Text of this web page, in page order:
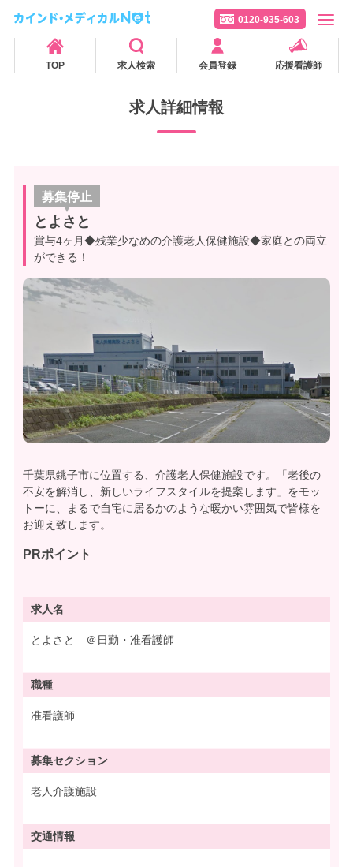
0120-935-603
TOP 求人検索 会員登録 応援看護師
求人詳細情報
募集停止
とよさと
賞与4ヶ月◆残業少なめの介護老人保健施設◆家庭との両立
ができる！
千葉県銚子市に位置する、介護老人保健施設です。「老後の
不安を解消し、新しいライフスタイルを提案します」をモッ
トーに、まるで自宅に居るかのような暖かい雰囲気で皆様を
お迎え致します。
PRポイント
求人名
とよさと ＠日勤・准看護師
職種
准看護師
募集セクション
老人介護施設
交通情報